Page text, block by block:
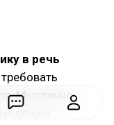
в речь
Мысленно